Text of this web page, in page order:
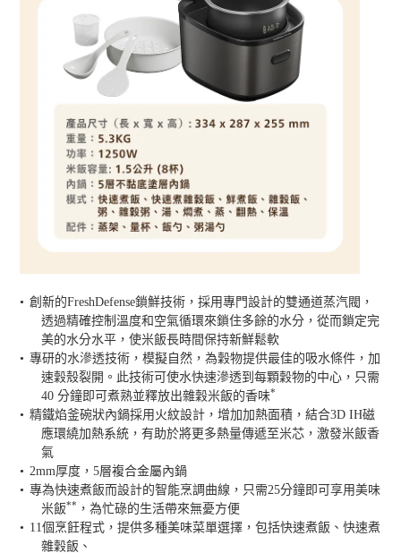
• 創新的FreshDefense鎖鮮技術，採用專門設計的雙通道蒸汽閥，
透過精確控制溫度和空氣循環來鎖住多餘的水分，從而鎖定完
美的水分水平，使米飯長時間保持新鮮鬆軟
• 專研的水滲透技術，模擬自然，為穀物提供最佳的吸水條件，加
速穀殼裂開。此技術可使水快速滲透到每顆穀物的中心，只需
40 分鐘即可煮熟並釋放出雜穀米飯的香味*
• 精鐵焰釜碗狀內鍋採用火紋設計，增加加熱面積，結合3D IH磁
應環繞加熱系統，有助於將更多熱量傳遞至米芯，激發米飯香
氣
• 2mm厚度， 5層複合金屬內鍋
• 專為快速煮飯而設計的智能烹調曲線，只需25分鐘即可享用美味
米飯** ，為忙碌的生活帶來無憂方便
• 11 個烹飪程式，提供多種美味菜單選擇，包括快速煮飯、快速煮
雜穀飯、